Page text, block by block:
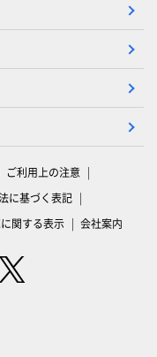
ご利用上の注意
に基づく表記
関する表示 会社案内